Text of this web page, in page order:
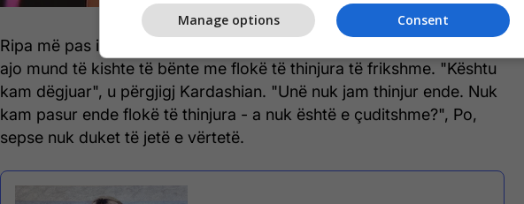
Ripa më pas i tha Kardashian që të shikonte në anën e ndritshme -
ajo mund të kishte të bënte me flokë të thinjura të frikshme. "Kështu
kam dëgjuar", u përgjigj Kardashian. "Unë nuk jam thinjur ende. Nuk
kam pasur ende flokë të thinjura - a nuk është e çuditshme?", Po,
sepse nuk duket të jetë e vërtetë.
Consent
Manage options